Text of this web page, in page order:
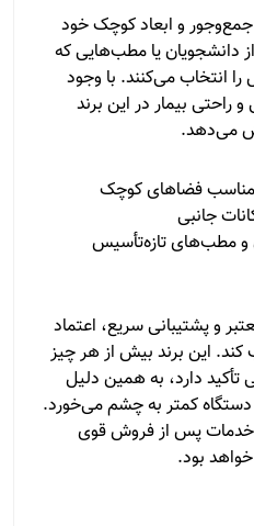
جمع‌وجور و ابعاد کوچک خود
دانشجویان یا مطب‌هایی که
انتخاب می‌کنند. با وجود
بیمار در این برند
می‌دهد.
فضاهای کوچک
جانبی
و مطب‌های تازه‌تأسیس
و پشتیبانی سریع، اعتماد
کند. این برند بیش از هر چیز
دارد، به همین دلیل
دستگاه کمتر به چشم می‌خورد.
خدمات پس از فروش قوی
بود.